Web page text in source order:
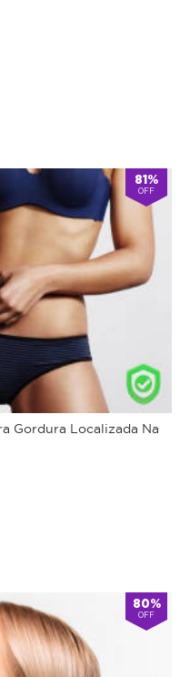
81%
OFF
Gordura Localizada Na
80%
OFF